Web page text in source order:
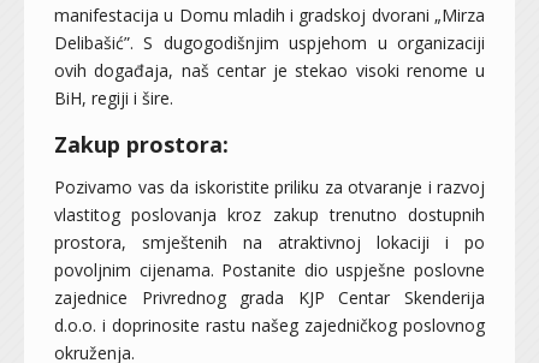
manifestacija u Domu mladih i gradskoj dvorani „Mirza
Delibašić”. S dugogodišnjim uspjehom u organizaciji
ovih događaja, naš centar je stekao visoki renome u
BiH, regiji i šire.
Zakup prostora:
Pozivamo vas da iskoristite priliku za otvaranje i razvoj
vlastitog poslovanja kroz zakup trenutno dostupnih
prostora, smještenih na atraktivnoj lokaciji i po
povoljnim cijenama. Postanite dio uspješne poslovne
zajednice Privrednog grada KJP Centar Skenderija
d.o.o. i doprinosite rastu našeg zajedničkog poslovnog
okruženja.